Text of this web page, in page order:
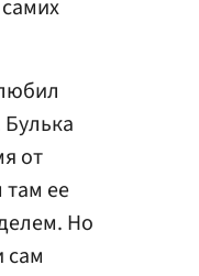
от
ее
Но
сам